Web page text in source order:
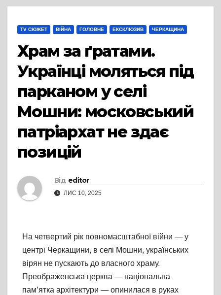
TV СЮЖЕТ ВІЙНА ГОЛОВНЕ ЕКСКЛЮЗИВ ЧЕРКАЩИНА
Храм за ґратами.
Українці моляться під
парканом у селі
Мошни: московський
патріархат не здає
позицій
Від editor
ЛИС 10, 2025
На четвертий рік повномасштабної війни — у
центрі Черкащини, в селі Мошни, українських
вірян не пускають до власного храму.
Преображенська церква — національна
пам’ятка архітектури — опинилася в руках